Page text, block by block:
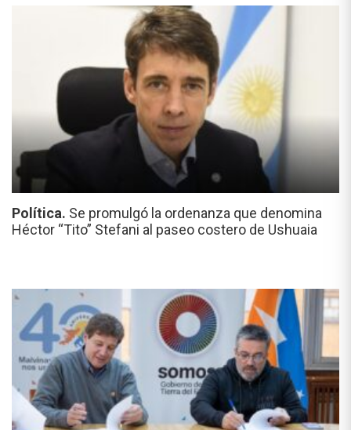
Política. Se promulgó la ordenanza que denomina
Héctor “Tito” Stefani al paseo costero de Ushuaia